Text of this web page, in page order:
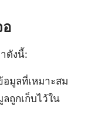
อ
ดังนี้:
อมูลที่เหมาะสม
ลถูกเก็บไว้ใน